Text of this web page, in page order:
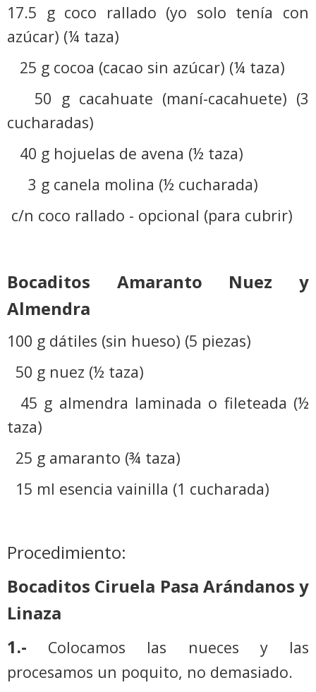
17.5 g coco rallado (yo solo tenía con
azúcar) (¼ taza)
25 g cocoa (cacao sin azúcar) (¼ taza)
50 g cacahuate (maní-cacahuete) (3
cucharadas)
40 g hojuelas de avena (½ taza)
3 g canela molina (½ cucharada)
c/n coco rallado - opcional (para cubrir)
Bocaditos Amaranto Nuez y
Almendra
100 g dátiles (sin hueso) (5 piezas)
50 g nuez (½ taza)
45 g almendra laminada o fileteada (½
taza)
25 g amaranto (¾ taza)
15 ml esencia vainilla (1 cucharada)
Procedimiento:
Bocaditos Ciruela Pasa Arándanos y
Linaza
1.-
Colocamos las nueces y las
procesamos un poquito, no demasiado.